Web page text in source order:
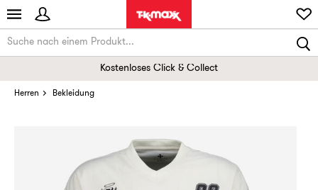
Kostenloses Click & Collect
Herren Bekleidung